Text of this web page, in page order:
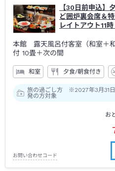
【30日前申込】
ど囲炉裏会席＆
レイトアウト11
本館 露天風呂付客室（和室＋
付 10畳＋次の間
和室 夕食/朝食付き
旅の過ごし方 ※2027年3月31
発の方対象
お
お問い合わせコード